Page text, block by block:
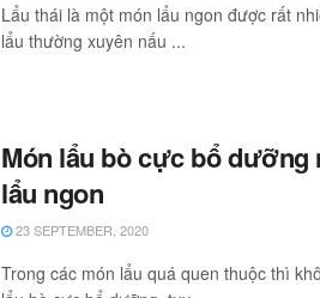
Lẩu thái là một món lẩu ngon được rất
lẩu thường xuyên nấu ...
Món lẩu bò cực bổ
lẩu ngon
23 SEPTEMBER, 2020
Trong các món lẩu quá quen thuộc thì